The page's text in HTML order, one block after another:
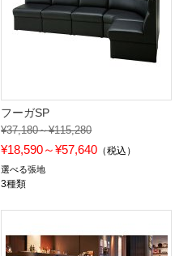
フーガSP
¥37,180～¥115,280
¥18,590～¥57,640 （税込）
選べる張地
3種類